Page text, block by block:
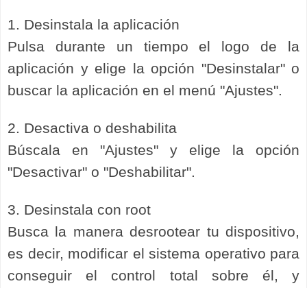
1. Desinstala la aplicación
Pulsa durante un tiempo el logo de la
aplicación y elige la opción "Desinstalar" o
buscar la aplicación en el menú "Ajustes".
2. Desactiva o deshabilita
Búscala en "Ajustes" y elige la opción
"Desactivar" o "Deshabilitar".
3. Desinstala con root
Busca la manera desrootear tu dispositivo,
es decir, modificar el sistema operativo para
conseguir el control total sobre él, y